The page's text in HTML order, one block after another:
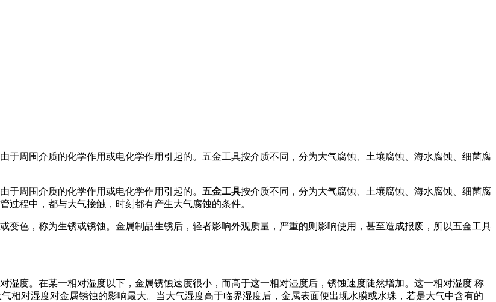
于周围介质的化学作用或电化学作用引起的。五金工具按介质不同，分为大气腐蚀、土壤腐蚀、海水腐蚀、细菌腐
于周围介质的化学作用或电化学作用引起的。 五金工具按介质不同，分为大气腐蚀、土壤腐蚀、海水腐蚀、细菌腐
程中，都与大气接触，时刻都有产生大气腐蚀的条件。
变色，称为生锈或锈蚀。金属制品生锈后，轻者影响外观质量，严重的则影响使用，甚至造成报废，所以五金工具
湿度。在某一相对湿度以下，金属锈蚀速度很小，而高于这一相对湿度后，锈蚀速度陡然增加。这一相对湿度 称
相对湿度对金属锈蚀的影响最大。当大气湿度高于临界湿度后，金属表面便出现水膜或水珠，若是大气中含有的